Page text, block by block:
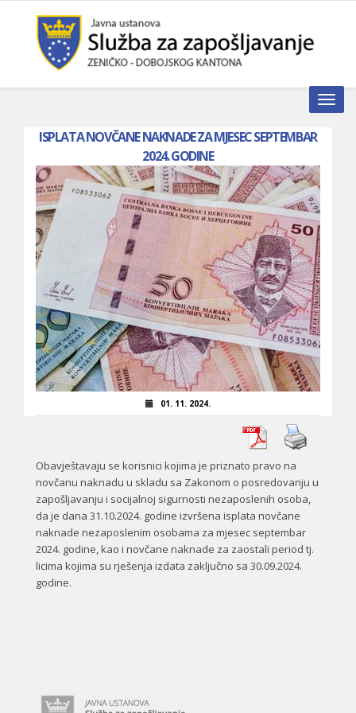
Toggle
ISPLATA NOVČANE NAKNADE ZA MJESEC SEPTEMBAR
2024. GODINE
01. 11. 2024.
Obavještavaju se korisnici kojima je priznato pravo na
novčanu naknadu u skladu sa Zakonom o posredovanju u
zapošljavanju i socijalnoj sigurnosti nezaposlenih osoba,
da je dana 31.10.2024. godine izvršena isplata novčane
naknade nezaposlenim osobama za mjesec septembar
2024. godine, kao i novčane naknade za zaostali period tj.
licima kojima su rješenja izdata zaključno sa 30.09.2024.
godine.